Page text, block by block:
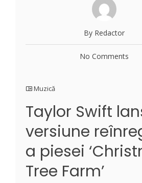
By Redactor
No Comments
Muzică
Taylor Swift
versiune
a piesei
Tree Farm’